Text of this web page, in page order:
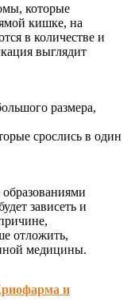
которые
кишке, на
в количестве и
выглядит
размера,
срослись в один
зависеть и
отложить,
медицины.
и